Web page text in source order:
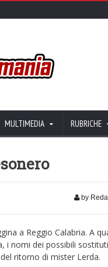
MULTIMEDIA RUBRICHE
by
a Reggio Calabria. A
i nomi dei possibili
ritorno di mister Lerda.